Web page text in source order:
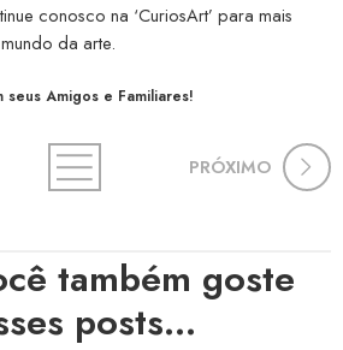
conosco na ‘CuriosArt’ para mais
da arte.
Amigos e Familiares!
PRÓXIMO
também goste
posts...